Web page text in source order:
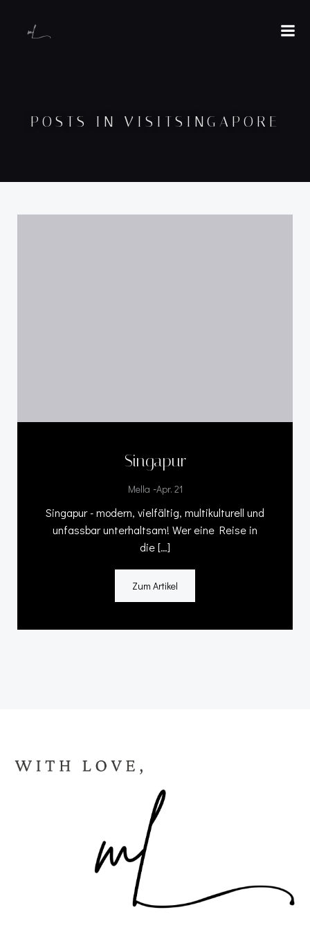
POSTS IN VISITSINGAPORE
Singapur
Mella -Apr. 21
Singapur - modern, vielfältig, multikulturell und
unfassbar unterhaltsam! Wer eine Reise in
die […]
Zum Artikel